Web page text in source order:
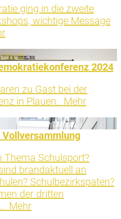
ging in die zweite
wichtige Message
2024
zu Gast bei der
in Plauen. Mehr
Vollversammlung
Thema Schulsport?
brandaktuell an
Schulbezirkspaten?
der dritten
Mehr